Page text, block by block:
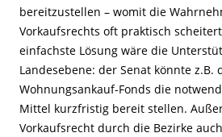
bereitzustellen – womit die
Vorkaufsrechts oft praktisch
einfachste Lösung wäre die
Landesebene: der Senat könnte z.B.
Wohnungsankauf-Fonds die
Mittel kurzfristig bereit stellen.
Vorkaufsrecht durch die Bezirke